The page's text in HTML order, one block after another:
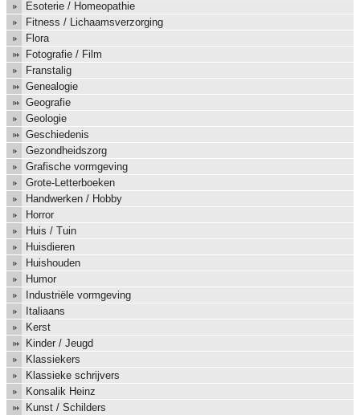
Esoterie / Homeopathie
Fitness / Lichaamsverzorging
Flora
Fotografie / Film
Franstalig
Genealogie
Geografie
Geologie
Geschiedenis
Gezondheidszorg
Grafische vormgeving
Grote-Letterboeken
Handwerken / Hobby
Horror
Huis / Tuin
Huisdieren
Huishouden
Humor
Industriële vormgeving
Italiaans
Kerst
Kinder / Jeugd
Klassiekers
Klassieke schrijvers
Konsalik Heinz
Kunst / Schilders